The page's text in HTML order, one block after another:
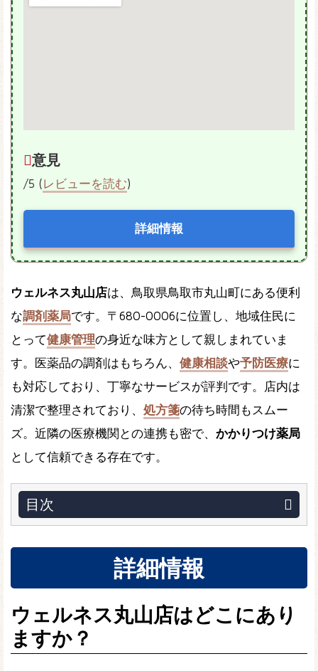
意見
/5 (レビューを読む)
詳細情報
ウェルネス丸山店は、鳥取県鳥取市丸山町にある便利
な調剤薬局です。〒680-0006に位置し、地域住民に
とって健康管理の身近な味方として親しまれていま
す。医薬品の調剤はもちろん、 健康相談や予防医療に
も対応しており、丁寧なサービスが評判です。店内は
清潔で整理されており、 処方箋の待ち時間もスムー
ズ。近隣の医療機関との連携も密で、 かかりつけ薬局
として信頼できる存在です。
目次
詳細情報
ウェルネス丸山店はどこにあり
ますか？